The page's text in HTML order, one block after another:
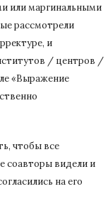
или маргинальными
рассмотрели
и
/ центров /
«Выражение
чтобы все
соавторы видели и
на его